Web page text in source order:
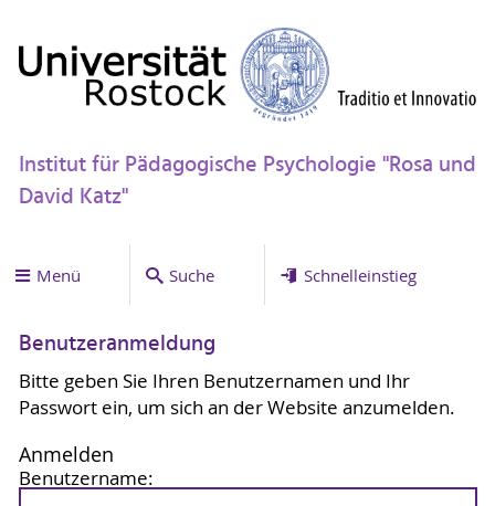
Institut für Pädagogische Psychologie "Rosa und
David Katz"
Menü Suche Schnelleinstieg
Benutzeranmeldung
Bitte geben Sie Ihren Benutzernamen und Ihr
Passwort ein, um sich an der Website anzumelden.
Anmelden
Benutzername: